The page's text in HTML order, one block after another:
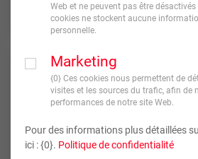
Web et ne peuvent pas être
cookies ne stockent aucune
personnelle.
Marketing
{0} Ces cookies nous permettent de
visites et les sources du trafic, afin de
performances de notre site Web.
Pour des informations plus détaillées
ici : {0}. Politique de confidentialité
À partir de
+ D’INFOS
À
3,70